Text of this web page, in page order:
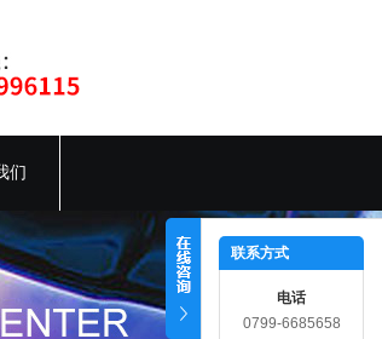
们
联系方式
电话
0799-6685658